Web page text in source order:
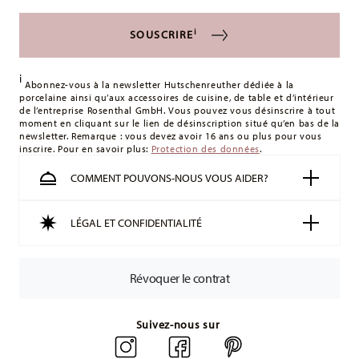
SOUSCRIREi
i Abonnez-vous à la newsletter Hutschenreuther dédiée à la
porcelaine ainsi qu’aux accessoires de cuisine, de table et d’intérieur
de l’entreprise Rosenthal GmbH. Vous pouvez vous désinscrire à tout
moment en cliquant sur le lien de désinscription situé qu’en bas de la
newsletter. Remarque : vous devez avoir 16 ans ou plus pour vous
inscrire. Pour en savoir plus: Protection des données.
COMMENT POUVONS-NOUS VOUS AIDER?
LÉGAL ET CONFIDENTIALITÉ
Révoquer le contrat
Suivez-nous sur